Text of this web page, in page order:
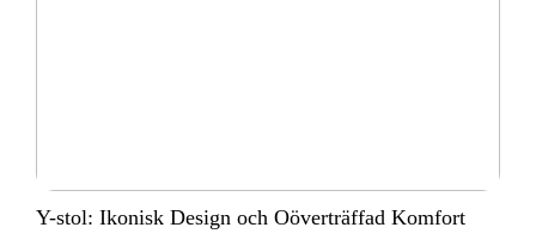
Y-stol: Ikonisk Design och Oöverträffad Komfort